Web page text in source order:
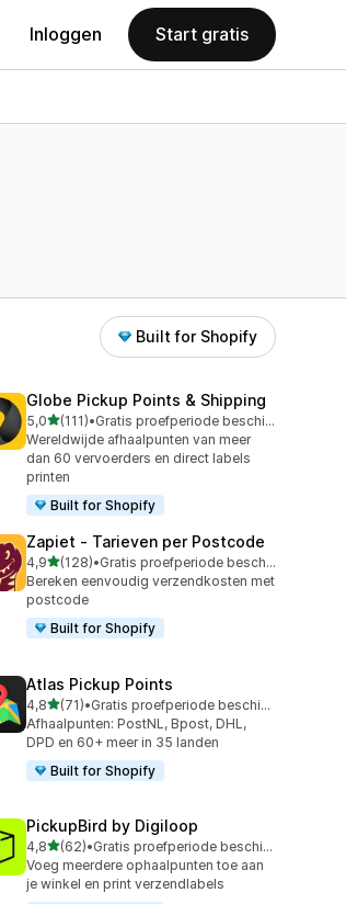
Inloggen Start gratis
Built for Shopify
Globe Pickup Points & Shipping
5,0van 5 sterren
(111)
111 recensies in totaal
•
Gratis proefperiode beschikbaar
Wereldwijde afhaalpunten van meer
dan 60 vervoerders en direct labels
printen
Built for Shopify
Zapiet ‑ Tarieven per Postcode
4,9van 5 sterren
(128)
128 recensies in totaal
•
Gratis proefperiode beschikbaar
Bereken eenvoudig verzendkosten met
postcode
Built for Shopify
Atlas Pickup Points
4,8van 5 sterren
(71)
71 recensies in totaal
•
Gratis proefperiode beschikbaar
Afhaalpunten: PostNL, Bpost, DHL,
DPD en 60+ meer in 35 landen
Built for Shopify
PickupBird by Digiloop
4,8van 5 sterren
(62)
62 recensies in totaal
•
Gratis proefperiode beschikbaar
Voeg meerdere ophaalpunten toe aan
je winkel en print verzendlabels